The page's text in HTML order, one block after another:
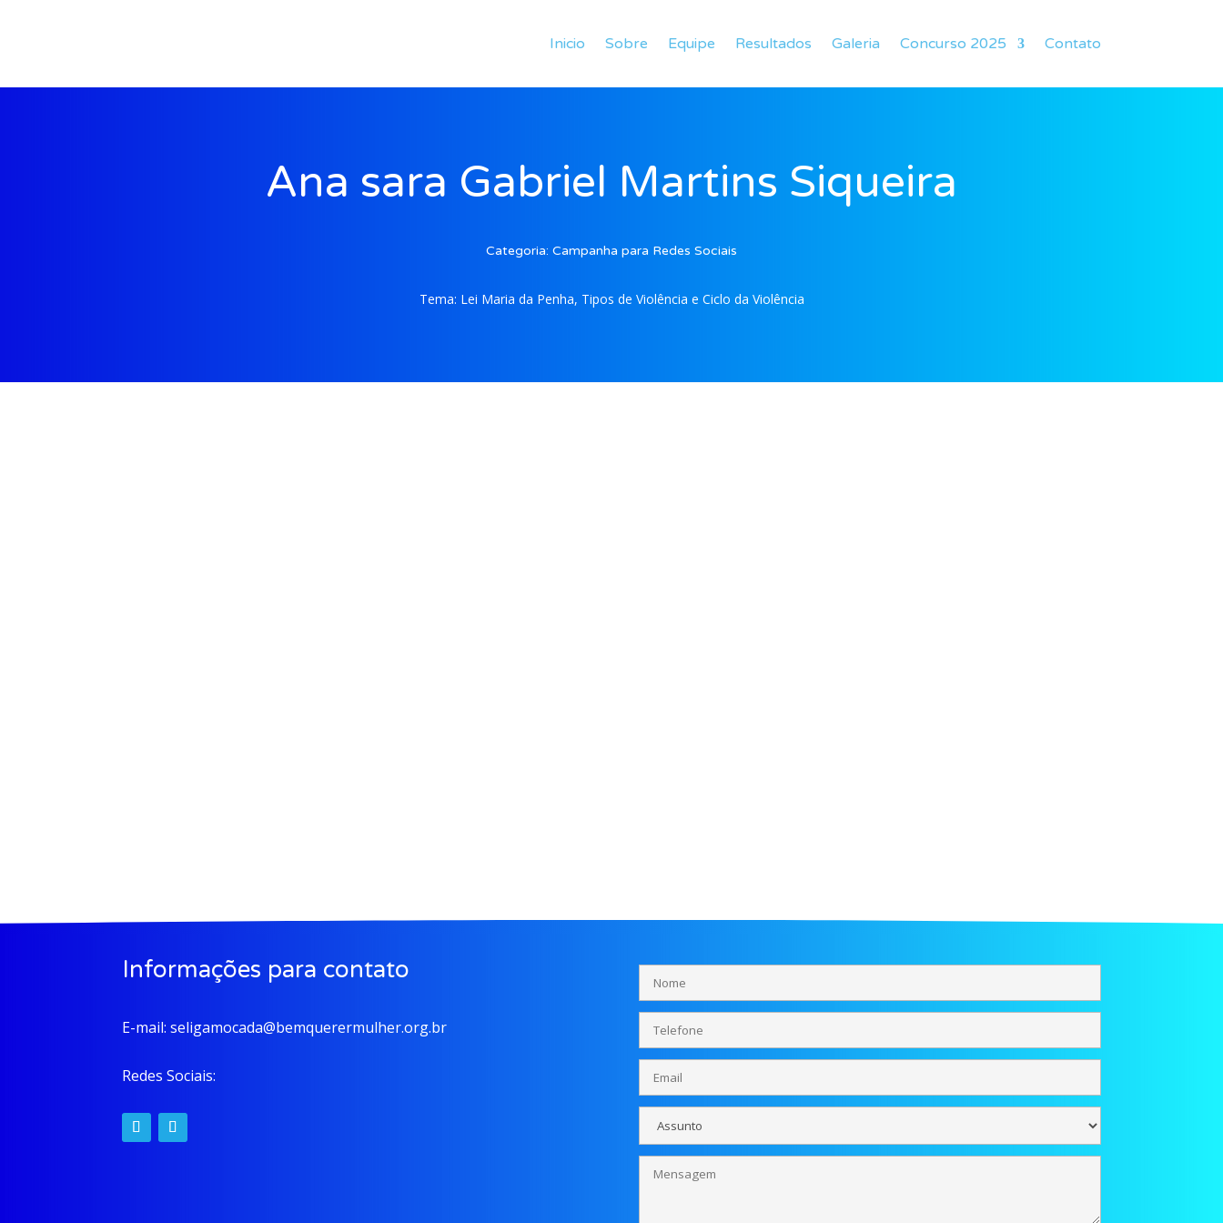
Inicio Sobre Equipe Resultados Galeria Concurso 2025 Contato
Ana sara Gabriel Martins Siqueira
Categoria: Campanha para Redes Sociais
Tema: Lei Maria da Penha, Tipos de Violência e Ciclo da Violência
Informações para contato
E-mail:seligamocada@bemquerermulher.org.br
Redes Sociais: